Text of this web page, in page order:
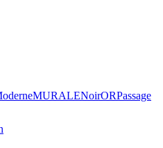
MURALENoirORPassage